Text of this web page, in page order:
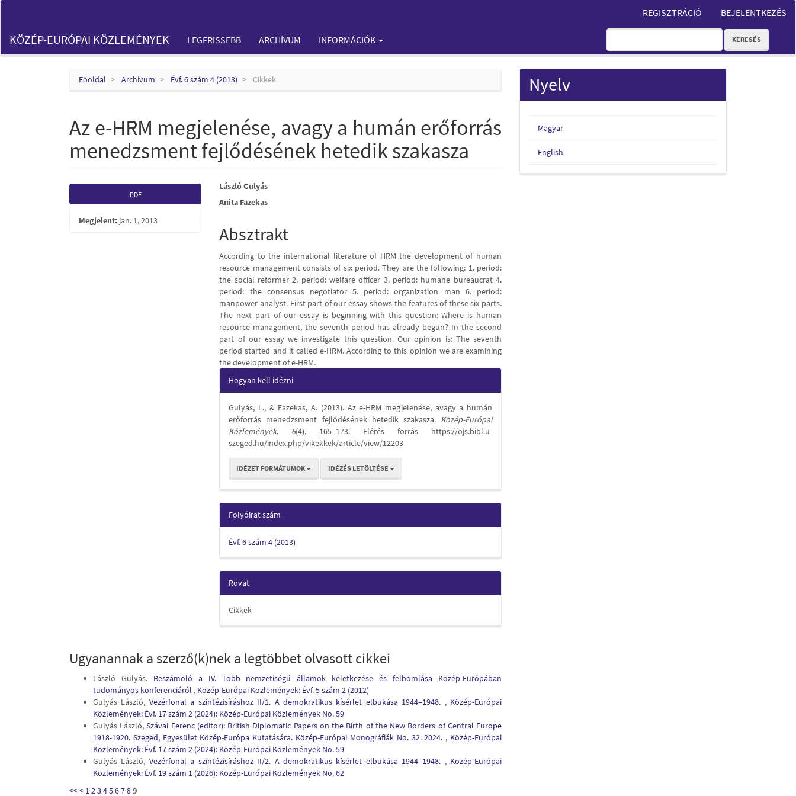
Content
Sidebar
REGISZTRÁCIÓ BEJELENTKEZÉS
KÖZÉP-EURÓPAI KÖZLEMÉNYEK LEGFRISSEBB ARCHÍVUM INFORMÁCIÓK KERESÉS
Főoldal Archívum Évf. 6 szám 4 (2013) Cikkek
Az e-HRM megjelenése, avagy a humán erőforrás
menedzsment fejlődésének hetedik szakasza
Article
Sidebar
PDF
Megjelent: jan. 1, 2013
Main
Article
Content
László Gulyás
Anita Fazekas
Absztrakt
According to the international literature of HRM the development of human
resource management consists of six period. They are the following: 1. period:
the social reformer 2. period: welfare officer 3. period: humane bureaucrat 4.
period: the consensus negotiator 5. period: organization man 6. period:
manpower analyst. First part of our essay shows the features of these six parts.
The next part of our essay is beginning with this question: Where is human
resource management, the seventh period has already begun? In the second
part of our essay we investigate this question. Our opinion is: The seventh
period started and it called e-HRM. According to this opinion we are examining
the development of e-HRM.
Article
Details
Hogyan kell idézni
Gulyás, L., & Fazekas, A. (2013). Az e-HRM megjelenése, avagy a humán
erőforrás menedzsment fejlődésének hetedik szakasza. Közép-Európai
Közlemények, 6(4), 165–173. Elérés forrás https://ojs.bibl.u-
szeged.hu/index.php/vikekkek/article/view/12203
IDÉZET FORMÁTUMOK IDÉZÉS LETÖLTÉSE
Folyóirat szám
Évf. 6 szám 4 (2013)
Rovat
Cikkek
Ugyanannak a szerző(k)nek a legtöbbet olvasott cikkei
László Gulyás, Beszámoló a IV. Több nemzetiségű államok keletkezése és felbomlása Közép-Európában
tudományos konferenciáról , Közép-Európai Közlemények: Évf. 5 szám 2 (2012)
Gulyás László, Vezérfonal a szintézisíráshoz II/1. A demokratikus kísérlet elbukása 1944–1948. , Közép-Európai
Közlemények: Évf. 17 szám 2 (2024): Közép-Európai Közlemények No. 59
Gulyás László,Szávai Ferenc (editor): British Diplomatic Papers on the Birth of the New Borders of Central Europe
1918-1920. Szeged, Egyesület Közép-Európa Kutatására. Közép-Európai Monográfiák No. 32. 2024. , Közép-Európai
Közlemények: Évf. 17 szám 2 (2024): Közép-Európai Közlemények No. 59
Gulyás László, Vezérfonal a szintézisíráshoz II/2. A demokratikus kísérlet elbukása 1944–1948. , Közép-Európai
Közlemények: Évf. 19 szám 1 (2026): Közép-Európai Közlemények No. 62
<<< 123456789
Nyelv
Magyar
English